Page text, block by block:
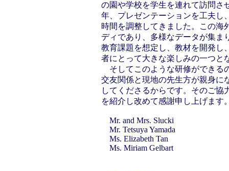
の園や学校を学生を連れて訪問さ
年、プレゼンテーションを工夫し
時間を調整してきました。この海
ディであり、多様なデータが集ま
教育課題を想定し、教材を開発し
者にとって大きな楽しみの一つと
そしてこのような研修ができる
交友関係と現地の先生方が親身に
してくださるからです。そのご協
を紹介し改めて感謝申し上げます
Mr. and Mrs. Slucki
Mr. Tetsuya Yamada
Ms. Elizabeth Tan
Ms. Miriam Gelbart